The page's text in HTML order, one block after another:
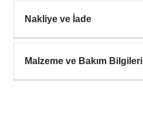
Nakliye ve İade
Malzeme ve Bakım Bilgileri